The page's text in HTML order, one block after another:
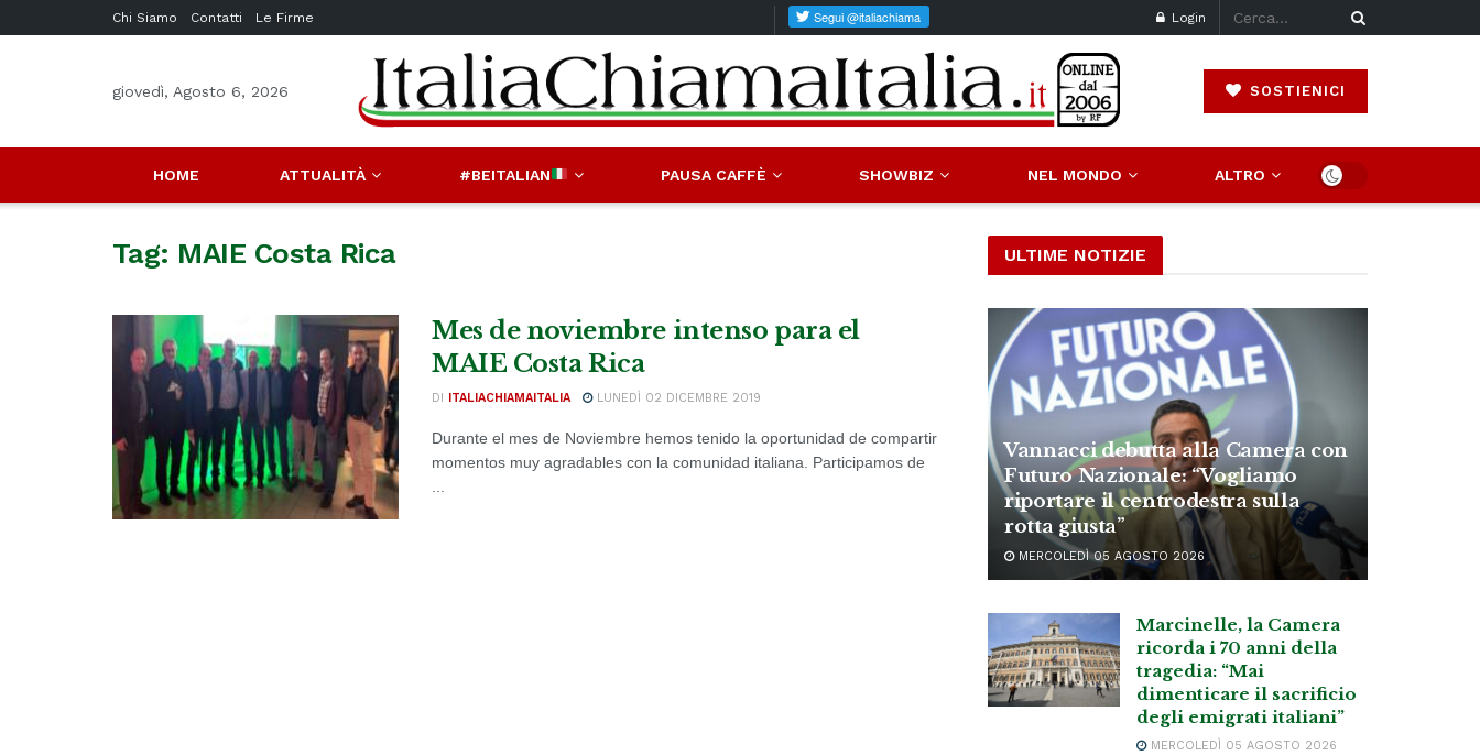
Chi Siamo Contatti Le Firme Login
giovedì, Agosto 6, 2026 SOSTIENICI
HOME ATTUALITÀ #BEITALIAN PAUSA CAFFÈ SHOWBIZ NEL MONDO ALTRO
Tag: MAIE Costa Rica
Mes de noviembre intenso para el
MAIE Costa Rica
DI ITALIACHIAMAITALIA LUNEDÌ 02 DICEMBRE 2019
Durante el mes de Noviembre hemos tenido la oportunidad de compartir
momentos muy agradables con la comunidad italiana. Participamos de
ULTIME NOTIZIE
Vannacci debutta alla Camera con
Futuro Nazionale: “Vogliamo
riportare il centrodestra sulla
rotta giusta”
MERCOLEDÌ 05 AGOSTO 2026
Marcinelle, la Camera
ricorda i 70 anni della
tragedia: “Mai
dimenticare il sacrificio
degli emigrati italiani”
MERCOLEDÌ 05 AGOSTO 2026